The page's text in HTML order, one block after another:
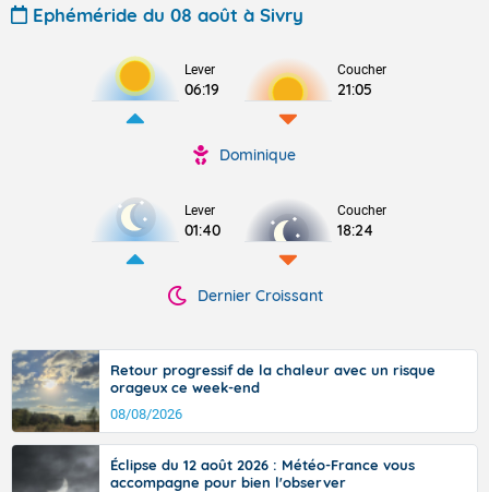
Ephéméride du 08 août à Sivry
Lever
06:19
Coucher
21:05
Dominique
Lever
01:40
Coucher
18:24
Dernier Croissant
Retour progressif de la chaleur avec un risque
orageux ce week-end
08/08/2026
Éclipse du 12 août 2026 : Météo-France vous
accompagne pour bien l'observer